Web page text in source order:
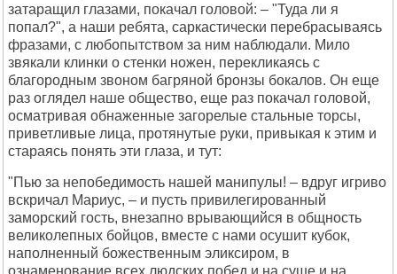
затаращил глазами, покачал головой: – "Туда ли я
попал?", а наши ребята, саркастически перебрасываясь
фразами, с любопытством за ним наблюдали. Мило
звякали клинки о стенки ножен, перекликаясь с
благородным звоном багряной бронзы бокалов. Он еще
раз оглядел наше общество, еще раз покачал головой,
осматривая обнаженные загорелые стальные торсы,
приветливые лица, протянутые руки, привыкая к этим и
стараясь понять эти глаза, и тут:
"Пью за непобедимость нашей манипулы! – вдруг игриво
вскричал Мариус, – и пусть привилегированный
заморский гость, внезапно врывающийся в общность
великолепных бойцов, вместе с нами осушит кубок,
наполненный божественным эликсиром, в
ознаменование всех людских побед и на суше и на